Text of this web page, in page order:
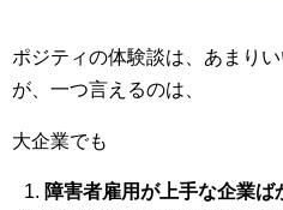
ポジティの体験談は、あまり
が、一つ言えるのは、
大企業でも
障害者雇用が上手な企業ば